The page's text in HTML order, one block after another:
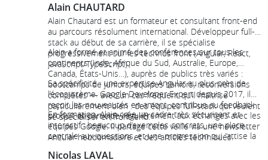
Alain CHAUTARD
Alain Chautard est un formateur et consultant front-end
au parcours résolument international. Développeur full-
stack au début de sa carrière, il se spécialise
progressivement sur les technos front (Angular, React,
JavaScript/TypeScript).
Alain a formé et animé des conférences sur tous les
continents (Inde, Afrique du Sud, Australie, Europe,
Canada, États-Unis…), auprès de publics très variés :
bootcamps de juniors, équipes seniors, reconversions
complètes — avec un cas fréquent qu’il maîtrise
particulièrement bien : des équipes full-stack qui veulent
se spécialiser en front-end.
Sa spécificité : une expertise Angular au plus près de
l’écosystème. Google Developer Expert depuis 2017, il
reçoit les nouveautés en amont, contribue au feedback
produit et participe régulièrement aux échanges avec les
équipes Google. Il partage cette veille via une newsletter
Angular hebdomadaire et des articles techniques.
En formation, Alain crée un cadre très sécurisant et
interactif : beaucoup d’exemples concrets, une place
centrale aux questions, et une progression qui “attise la
Nicolas LAVAL